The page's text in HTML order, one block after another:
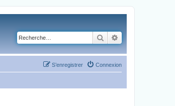
Rechercher
Connexion
S’enregistrer